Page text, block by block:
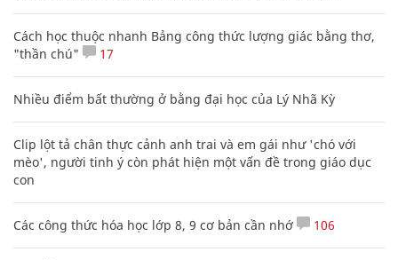
Cách học thuộc nhanh Bảng công thức lượng giác bằng thơ,
"thần chú"
17
Nhiều điểm bất thường ở bằng đại học của Lý Nhã Kỳ
Clip lột tả chân thực cảnh anh trai và em gái như 'chó với
mèo', người tinh ý còn phát hiện một vấn đề trong giáo dục
con
Các công thức hóa học lớp 8, 9 cơ bản cần nhớ 106